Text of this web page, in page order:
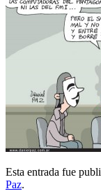
Esta entrada fue
Paz.